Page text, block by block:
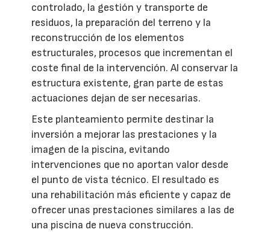
controlado, la gestión y transporte de
residuos, la preparación del terreno y la
reconstrucción de los elementos
estructurales, procesos que incrementan el
coste final de la intervención. Al conservar la
estructura existente, gran parte de estas
actuaciones dejan de ser necesarias.
Este planteamiento permite destinar la
inversión a mejorar las prestaciones y la
imagen de la piscina, evitando
intervenciones que no aportan valor desde
el punto de vista técnico. El resultado es
una rehabilitación más eficiente y capaz de
ofrecer unas prestaciones similares a las de
una piscina de nueva construcción.